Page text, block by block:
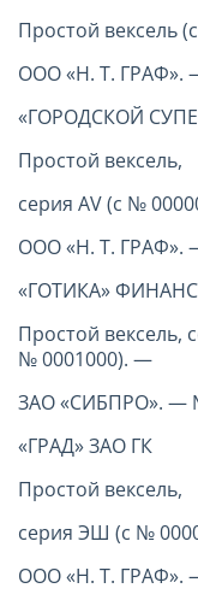
Простой вексель
ООО «Н. Т. ГРАФ».
«ГОРОДСКОЙ
Простой вексель,
серия AV (с №
ООО «Н. Т. ГРАФ».
«ГОТИКА»
Простой вексель,
№ 0001000). —
ЗАО «СИБПРО». —
«ГРАД» ЗАО ГК
Простой вексель,
серия ЭШ (с №
ООО «Н. Т. ГРАФ».